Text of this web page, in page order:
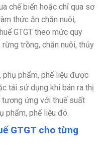
chế biến hoặc chỉ qua sơ
thức ăn chăn nuôi,
GTGT theo mức quy
trồng, chăn nuôi, thủy
phụ phẩm, phế liệu được
tái sử dụng khi bán ra thị
ứng với thuế suất
phẩm, phế liệu đó.
GTGT cho từng